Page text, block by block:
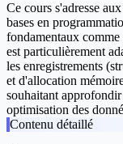
Ce cours s'adresse
bases en
fondamentaux
est particulièrement
les enregistrements
et d'allocation
souhaitant
optimisation des
Contenu détaillé